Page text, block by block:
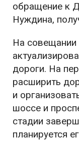
обращение к
Нуждина,
На совещании
дороги. На
расширить
и
шоссе и
стадии
планируется